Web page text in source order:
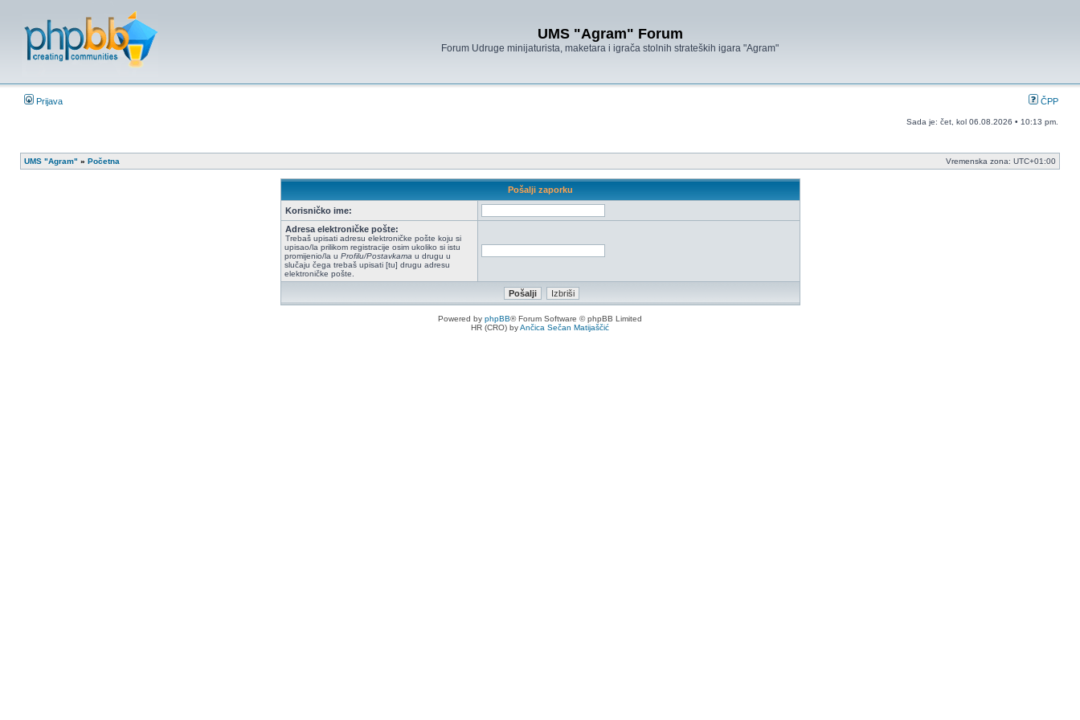
UMS "Agram" Forum
Forum Udruge minijaturista, maketara i igrača stolnih strateških igara "Agram"
Prijava ČPP
Sada je: čet, kol 06.08.2026 • 10:13 pm.
UMS "Agram" » Početna Vremenska zona: UTC+01:00
Pošalji zaporku
Korisničko ime:
Adresa elektroničke pošte:
Trebaš upisati adresu elektroničke pošte koju si
upisao/la prilikom registracije osim ukoliko si istu
promijenio/la u Profilu/Postavkama u drugu u
slučaju čega trebaš upisati [tu] drugu adresu
elektroničke pošte.
Powered by phpBB® Forum Software © phpBB Limited
HR (CRO) byAnčica Sečan Matijaščić